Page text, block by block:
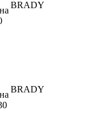
BRADY
BRADY